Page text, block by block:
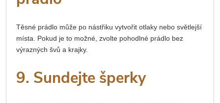
Těsné prádlo může po nástřiku vytvořit otlaky nebo světlejší
místa. Pokud je to možné, zvolte pohodlné prádlo bez
výrazných švů a krajky.
9. Sundejte šperky